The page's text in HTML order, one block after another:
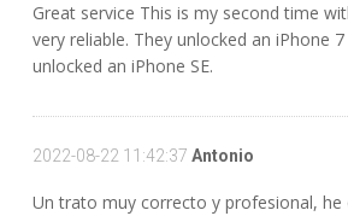
Great service This is my second time
very reliable. They unlocked an iPhone
unlocked an iPhone SE.
2022-08-22 11:42:37 Antonio
Un trato muy correcto y profesional, he